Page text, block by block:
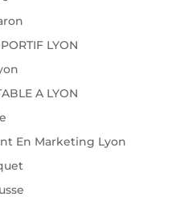
LYON
A LYON
En Marketing Lyon